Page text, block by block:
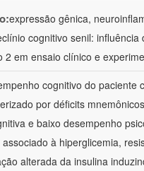
expressão gênica,
cognitivo senil: influência
2 em ensaio clínico e
cognitivo do paciente
por déficits
e baixo desempenho
à hiperglicemia,
alterada da insulina